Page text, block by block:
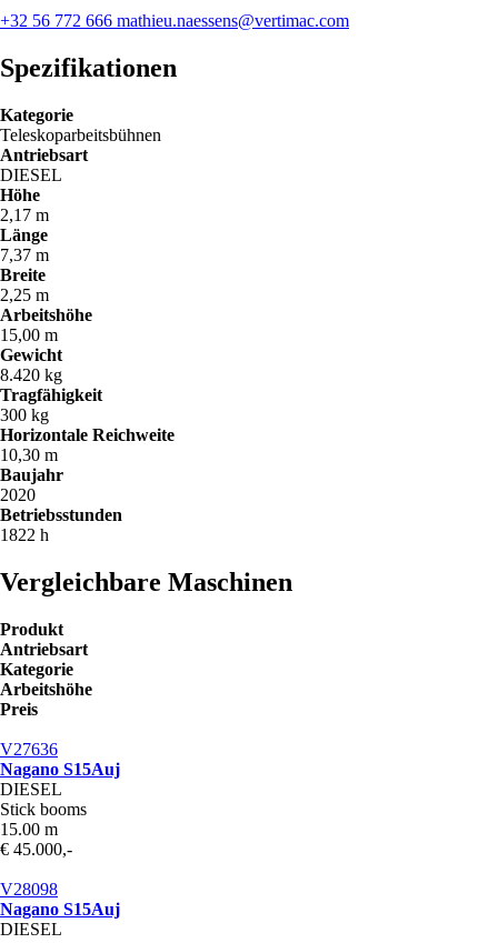
+32 56 772 666 mathieu.naessens@vertimac.com
Spezifikationen
Kategorie
Teleskoparbeitsbühnen
Antriebsart
DIESEL
Höhe
2,17 m
Länge
7,37 m
Breite
2,25 m
Arbeitshöhe
15,00 m
Gewicht
8.420 kg
Tragfähigkeit
300 kg
Horizontale Reichweite
10,30 m
Baujahr
2020
Betriebsstunden
1822 h
Vergleichbare Maschinen
Produkt
Antriebsart
Kategorie
Arbeitshöhe
Preis
V27636
Nagano S15Auj
DIESEL
Stick booms
15.00 m
€ 45.000,-
V28098
Nagano S15Auj
DIESEL